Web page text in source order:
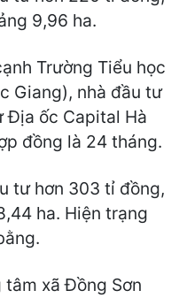
9,96 ha.
Trường Tiểu học
Giang), nhà đầu tư
Địa ốc Capital Hà
đồng là 24 tháng.
tư hơn 303 tỉ đồng,
ha. Hiện trạng
xã Đồng Sơn